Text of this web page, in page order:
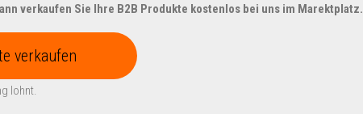
verkaufen Sie Ihre B2B Produkte kostenlos bei uns im Marektplatz.
verkaufen
lohnt.